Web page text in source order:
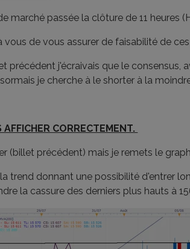
marché passée la clôture de 11 heures
de vous assurer de faisabilité de
précédent j'écraivais que le consensus,
je cherche à le shorter à la
CORRECTEMENT.
(billet précédent) mais je remets le
trend donnant une possibilité d'entrer
la cassure des derniers plus hauts à